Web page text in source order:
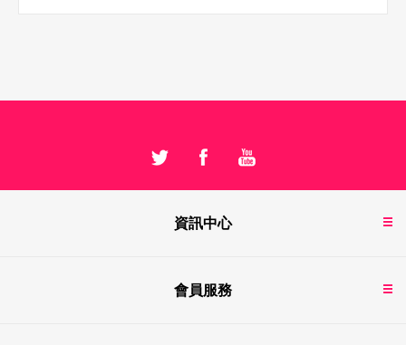
資訊中心
會員服務